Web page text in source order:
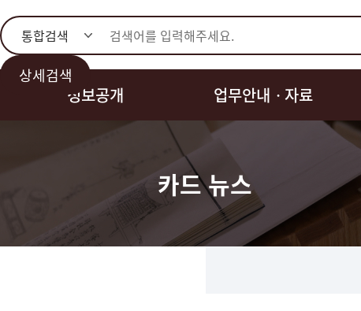
통합검색
상세검색
정보공개 업무안내ㆍ자료
카드 뉴스